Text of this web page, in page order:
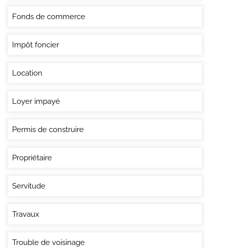
Fonds de commerce
Impôt foncier
Location
Loyer impayé
Permis de construire
Propriétaire
Servitude
Travaux
Trouble de voisinage